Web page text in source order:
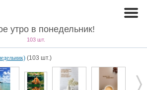
утро в понедельник!
103 шт.
(103 шт.)